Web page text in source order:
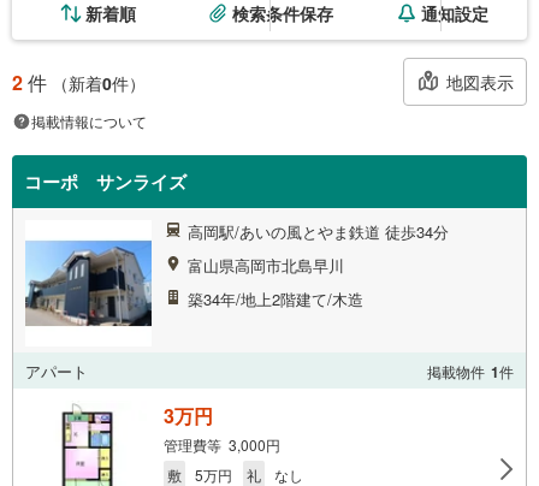
新着順 検索条件保存 通知設定
2件 （新着0件） 地図表示
掲載情報について
コーポ サンライズ
高岡駅/あいの風とやま鉄道 徒歩34分
富山県高岡市北島早川
築34年/地上2階建て/木造
アパート 掲載物件 1件
3万円
管理費等 3,000円
敷
5万円 礼 なし